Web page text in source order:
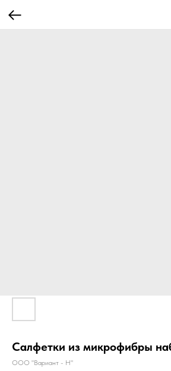
Салфетки из микрофибры
ООО "Вариант - Н"